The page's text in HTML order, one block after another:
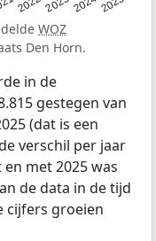
WOZ
Den Horn.
in de
gestegen van
(dat is een
verschil per jaar
met 2025 was
de data in de tijd
cijfers groeien